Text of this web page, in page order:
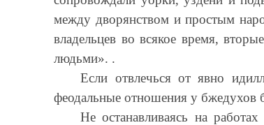
между дворянством и простым
владельцев во всякое время,
людьми». .
Если отвлечься от явно
феодальные отношения у бжедухов
Не останавливаясь на